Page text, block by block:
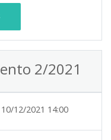
2/2021
10/12/2021 14:00